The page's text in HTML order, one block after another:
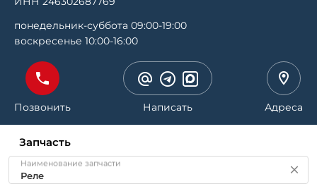
понедельник-суббота 09:00-19:00
воскресенье 10:00-16:00
Позвонить Написать Адреса
Запчасть
Наименование запчасти